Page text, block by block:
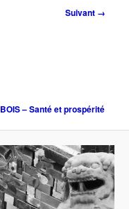
Suivant →
BOIS – Santé et prospérité